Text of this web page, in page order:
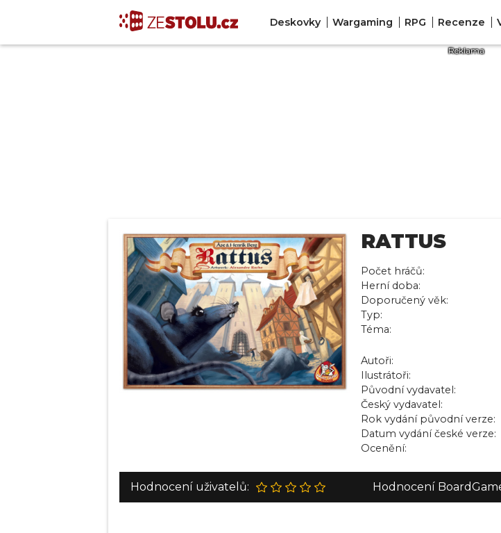
Deskovky Wargaming RPG Recenze
RATTUS
Počet hráčů:
Herní doba:
Doporučený věk:
Typ:
Téma:
Autoři:
Ilustrátoři:
Původní vydavatel:
Český vydavatel:
Rok vydání původní verze:
Datum vydání české verze:
Ocenění:
Hodnocení uživatelů: Hodnocení